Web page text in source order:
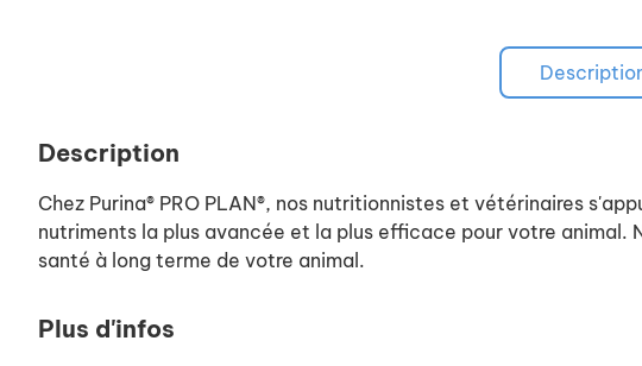
Description
Chez Purina® PRO PLAN®, nos nutritionnistes et vétérinaires
nutriments la plus avancée et la plus efficace pour votre
santé à long terme de votre animal.
Plus d'infos